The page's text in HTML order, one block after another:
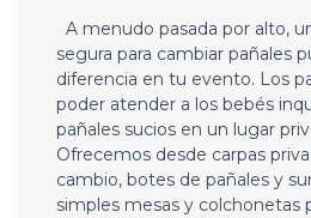
A menudo pasada por alto,
segura para cambiar pañales
diferencia en tu evento. Los
poder atender a los bebés
pañales sucios en un lugar
Ofrecemos desde carpas
cambio, botes de pañales y
simples mesas y colchonetas